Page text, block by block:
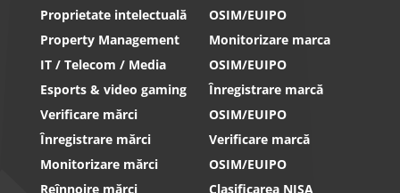
Proprietate intelectuală
Property Management
IT / Telecom / Media
Esports & video gaming
Verificare mărci
Înregistrare mărci
Monitorizare mărci
Reînnoire mărci
OSIM/EUIPO
Monitorizare marca
OSIM/EUIPO
Înregistrare marcă
OSIM/EUIPO
Verificare marcă
OSIM/EUIPO
Clasificarea NISA